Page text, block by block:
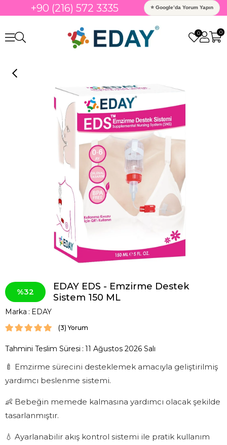
+90 (216) 572 3335 ⭐ Google’da Yorum Yapın
0 0
32
EDAY EDS - Emzirme Destek
Sistem 150 ML
Marka : EDAY
(3)
Tahmini Teslim Süresi : 11 Ağustos 2026 Salı
🍼 Emzirme sürecini desteklemek amacıyla geliştirilmiş
yardımcı beslenme sistemi.
👶 Bebeğin memede kalmasına yardımcı olacak şekilde
tasarlanmıştır.
💧 Ayarlanabilir akış kontrol sistemi ile pratik kullanım